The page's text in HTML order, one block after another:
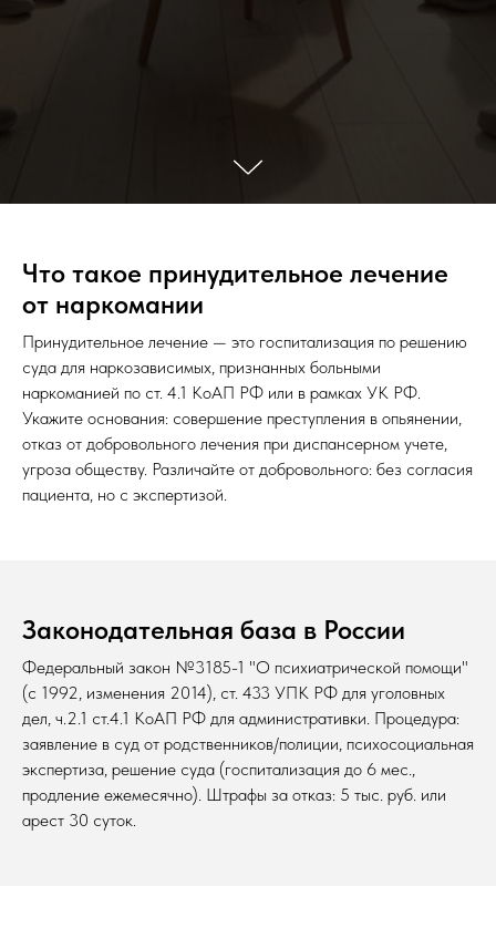
Что такое принудительное лечение
от наркомании
Принудительное лечение — это госпитализация по решению
суда для наркозависимых, признанных больными
наркоманией по ст. 4.1 КоАП РФ или в рамках УК РФ.
Укажите основания: совершение преступления в опьянении,
отказ от добровольного лечения при диспансерном учете,
угроза обществу. Различайте от добровольного: без согласия
пациента, но с экспертизой.
Законодательная база в России
Федеральный закон №3185-1 "О психиатрической помощи"
(с 1992, изменения 2014), ст. 433 УПК РФ для уголовных
дел, ч.2.1 ст.4.1 КоАП РФ для административки. Процедура:
заявление в суд от родственников/полиции, психосоциальная
экспертиза, решение суда (госпитализация до 6 мес.,
продление ежемесячно). Штрафы за отказ: 5 тыс. руб. или
арест 30 суток.